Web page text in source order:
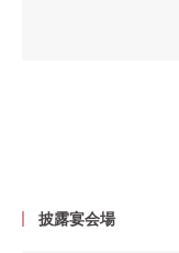
披露宴会場